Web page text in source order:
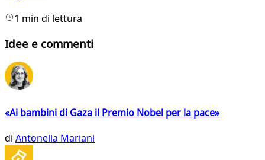
1 min di lettura
Idee e commenti
«Ai bambini di Gaza il Premio Nobel per la pace»
di Antonella Mariani